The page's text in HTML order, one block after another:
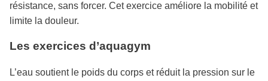
résistance, sans forcer. Cet exercice améliore la mobilité et
limite la douleur.
Les exercices d’aquagym
L’eau soutient le poids du corps et réduit la pression sur le